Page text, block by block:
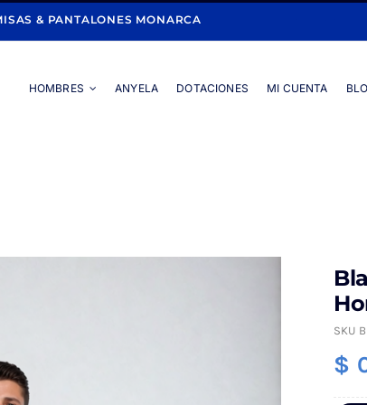
& PANTALONES MONARCA
HOMBRES ANYELA DOTACIONES MI CUENTA
SKU
$